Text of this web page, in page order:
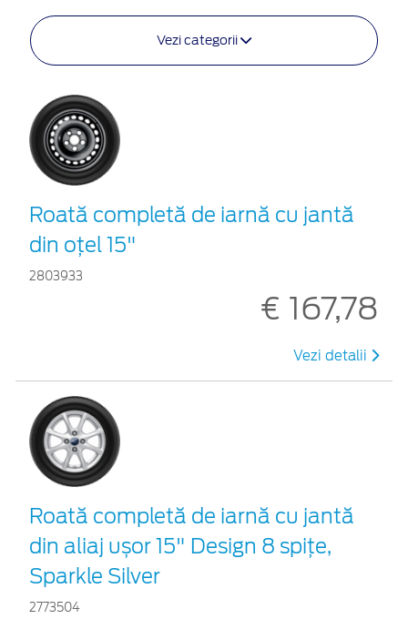
Vezi categorii
Roată completă de iarnă cu jantă
din oțel 15"
2803933
€ 167,78
Vezi detalii
Roată completă de iarnă cu jantă
din aliaj ușor 15" Design 8 spițe,
Sparkle Silver
2773504